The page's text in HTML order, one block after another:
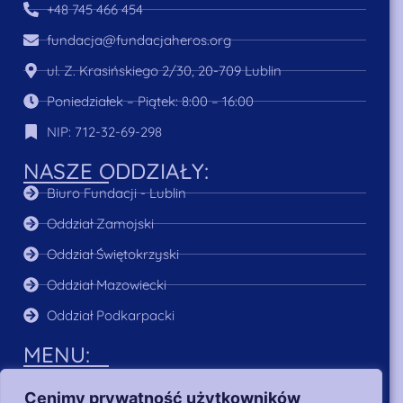
Cenimy prywatność użytkowników
+48 745 466 454
fundacja@fundacjaheros.org
ul. Z. Krasińskiego 2/30, 20-709 Lublin
Poniedziałek – Piątek: 8:00 – 16:00
NIP: 712-32-69-298
NASZE ODDZIAŁY:
Biuro Fundacji - Lublin
Oddział Zamojski
Oddział Świętokrzyski
Oddział Mazowiecki
Oddział Podkarpacki
MENU: